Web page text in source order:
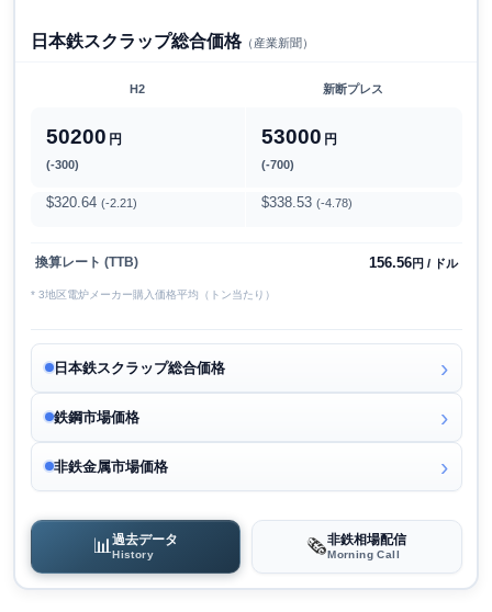
日本鉄スクラップ総合価格（産業新聞）
H2 新断プレス
50200 円
(-300)
53000 円
(-700)
$320.64 (-2.21) $338.53 (-4.78)
換算レート (TTB) 156.56円 / ドル
* 3地区電炉メーカー購入価格平均（トン当たり）
日本鉄スクラップ総合価格
鉄鋼市場価格
非鉄金属市場価格
📊過去データ
History 🗞️非鉄相場配信
Morning Call